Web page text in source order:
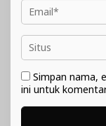
Simpan nama,
ini untuk